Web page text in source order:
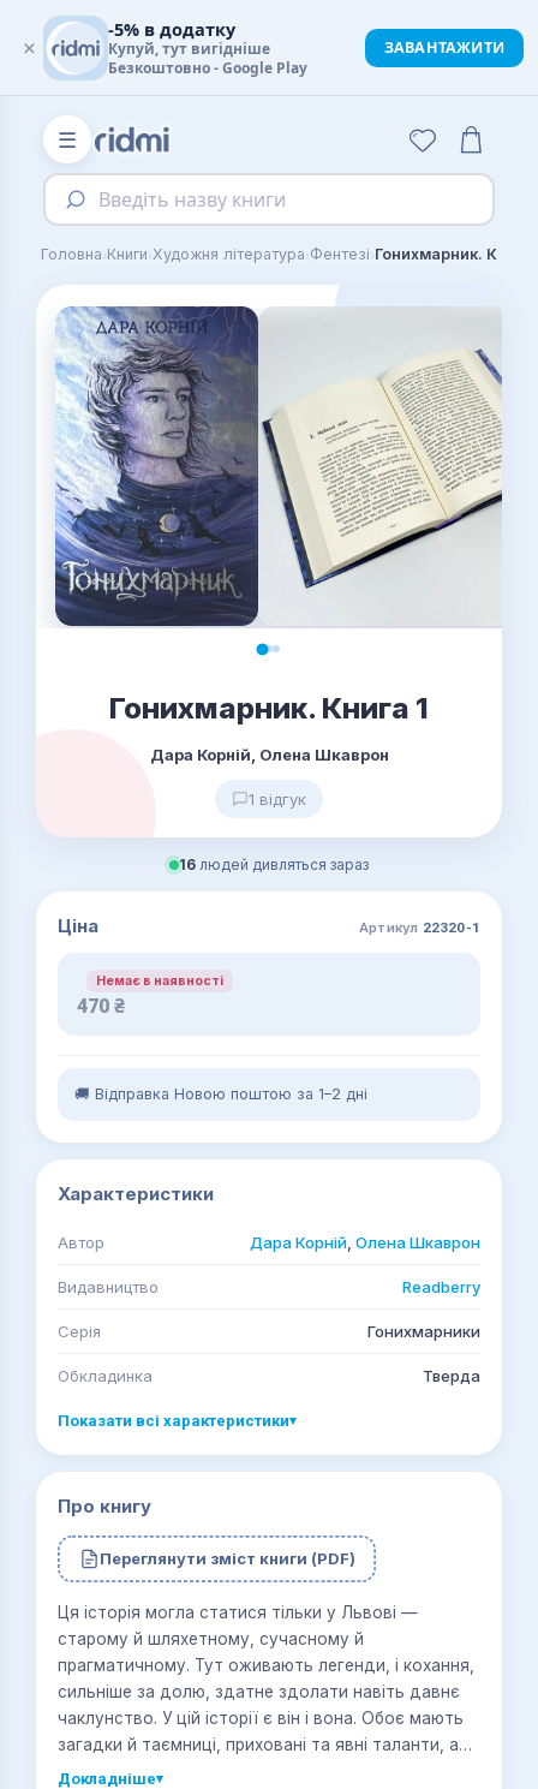
☰
Введіть назву книги
Головна›Книги›Художня література›Фентезі›Гонихмарник. Книга
Гонихмарник. Книга 1
Дара Корній, Олена Шкаврон
1 відгук
16 людей дивляться зараз
Ціна Артикул 22320-1
Немає в наявності
470 ₴
🚚 Відправка Новою поштою за 1–2 дні
Характеристики
Автор Дара Корній Олена Шкаврон
Видавництво Readberry
Серія Гонихмарники
Обкладинка Тверда
Показати всі характеристики▾
Про книгу
Переглянути зміст книги (PDF)
Ця історія могла статися тільки у Львові —
старому й шляхетному, сучасному й
прагматичному. Тут оживають легенди, і кохання,
сильніше за долю, здатне здолати навіть давнє
чаклунство. У цій історії є він і вона. Обоє мають
загадки й таємниці, приховані та явні таланти, але
найголовніше — силу свого роду. Студентка Аліна
Докладніше▾
×
-5% в додатку
Купуй, тут вигідніше
Безкоштовно - Google Play
ЗАВАНТАЖИТИ